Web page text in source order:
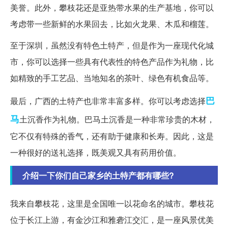
美誉。此外，攀枝花还是亚热带水果的生产基地，你可以
考虑带一些新鲜的水果回去，比如火龙果、木瓜和榴莲。
至于深圳，虽然没有特色土特产，但是作为一座现代化城
市，你可以选择一些具有代表性的特色产品作为礼物，比
如精致的手工艺品、当地知名的茶叶、绿色有机食品等。
最后，广西的土特产也非常丰富多样。你可以考虑选择巴
马土沉香作为礼物。巴马土沉香是一种非常珍贵的木材，
它不仅有特殊的香气，还有助于健康和长寿。因此，这是
一种很好的送礼选择，既美观又具有药用价值。
介绍一下你们自己家乡的土特产都有哪些?
我来自攀枝花，这里是全国唯一以花命名的城市。攀枝花
位于长江上游，有金沙江和雅砻江交汇，是一座风景优美